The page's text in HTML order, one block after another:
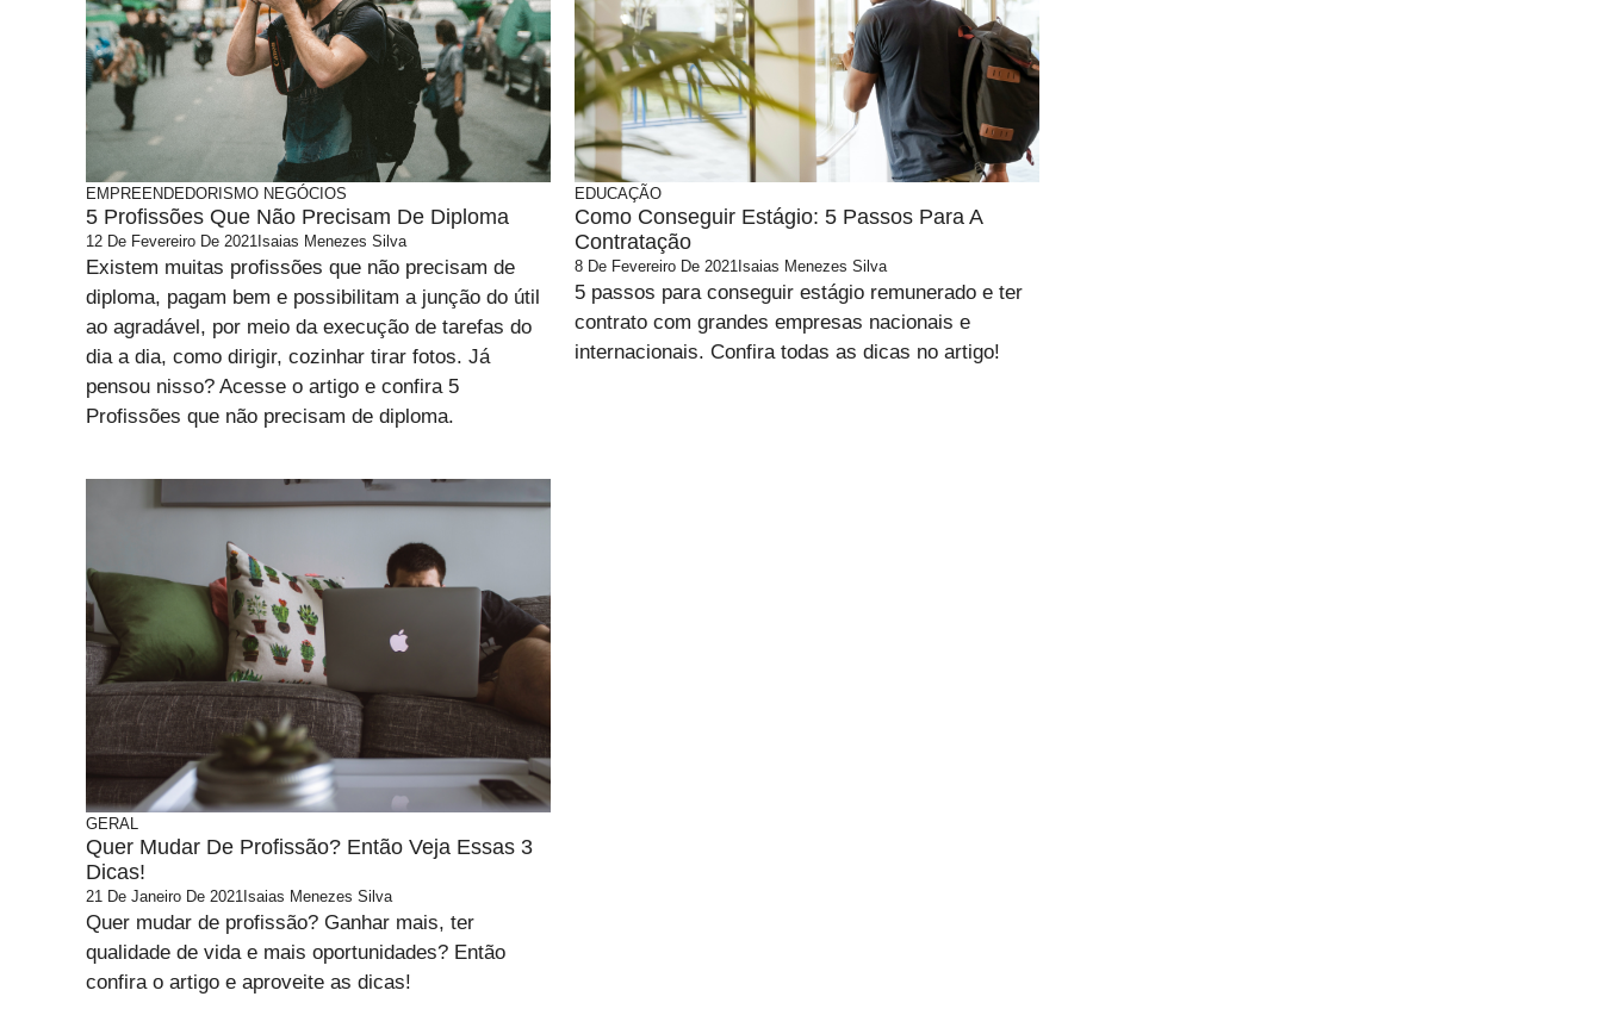
EMPREENDEDORISMO NEGÓCIOS
5 Profissões Que Não Precisam De Diploma
12 De Fevereiro De 2021 Isaias Menezes Silva
Existem muitas profissões que não precisam de
diploma, pagam bem e possibilitam a junção do útil
ao agradável, por meio da execução de tarefas do
dia a dia, como dirigir, cozinhar tirar fotos. Já
pensou nisso? Acesse o artigo e confira 5
Profissões que não precisam de diploma.
EDUCAÇÃO
Como Conseguir Estágio: 5 Passos Para A
Contratação
8 De Fevereiro De 2021 Isaias Menezes Silva
5 passos para conseguir estágio remunerado e ter
contrato com grandes empresas nacionais e
internacionais. Confira todas as dicas no artigo!
GERAL
Quer Mudar De Profissão? Então Veja Essas 3
Dicas!
21 De Janeiro De 2021 Isaias Menezes Silva
Quer mudar de profissão? Ganhar mais, ter
qualidade de vida e mais oportunidades? Então
confira o artigo e aproveite as dicas!